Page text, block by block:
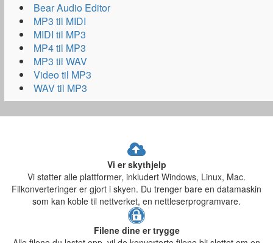
Bear Audio Editor
MP3 til MIDI
MIDI til MP3
MP4 til MP3
MP3 til WAV
Video til MP3
WAV til MP3
Vi er skythjelp
Vi støtter alle plattformer, inkludert Windows, Linux, Mac.
Filkonverteringer er gjort i skyen. Du trenger bare en datamaskin
som kan koble til nettverket, en nettleserprogramvare.
Filene dine er trygge